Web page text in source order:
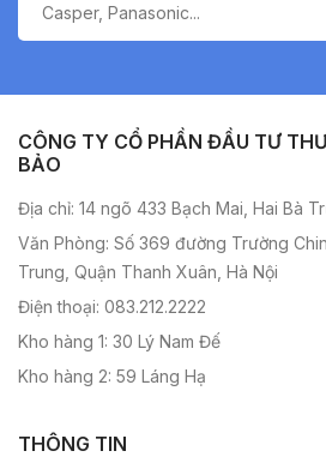
CÔNG TY CỔ PHẦN ĐẦU TƯ
BẢO
Địa chỉ: 14 ngõ 433 Bạch Mai, Hai Bà
Văn Phòng: Số 369 đường Trường
Trung, Quận Thanh Xuân, Hà Nội
Điện thoại: 083.212.2222
Kho hàng 1: 30 Lý Nam Đế
Kho hàng 2: 59 Láng Hạ
THÔNG TIN